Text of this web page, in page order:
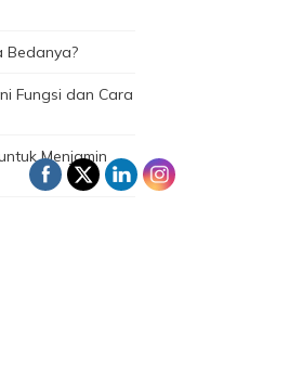
Bedanya?
Fungsi dan Cara
Menjamin